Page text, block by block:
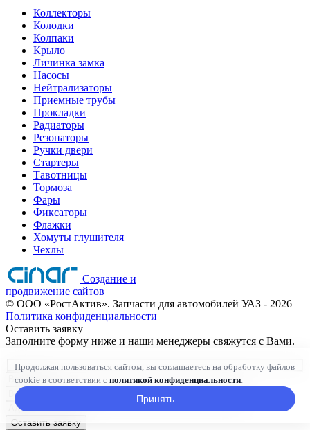
Коллекторы
Колодки
Колпаки
Крыло
Личинка замка
Насосы
Нейтрализаторы
Приемные трубы
Прокладки
Радиаторы
Резонаторы
Ручки двери
Стартеры
Тавотницы
Тормоза
Фары
Фиксаторы
Флажки
Хомуты глушителя
Чехлы
Создание и
продвижение сайтов
© ООО «РостАктив». Запчасти для автомобилей УАЗ - 2026
Политика конфиденциальности
Оставить заявку
Заполните форму ниже и наши менеджеры свяжутся с Вами.
Оставить заявку
Продолжая пользоваться сайтом, вы соглашаетесь на обработку файлов
cookie в соответствии с политикой конфиденциальности.
Принять